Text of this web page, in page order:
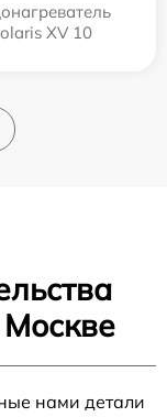
XV 10
Москве
нами детали